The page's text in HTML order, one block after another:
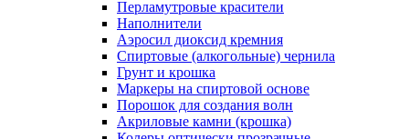
Перламутровые красители
Наполнители
Аэросил диоксид кремния
Спиртовые (алкогольные) чернила
Грунт и крошка
Маркеры на спиртовой основе
Порошок для создания волн
Акриловые камни (крошка)